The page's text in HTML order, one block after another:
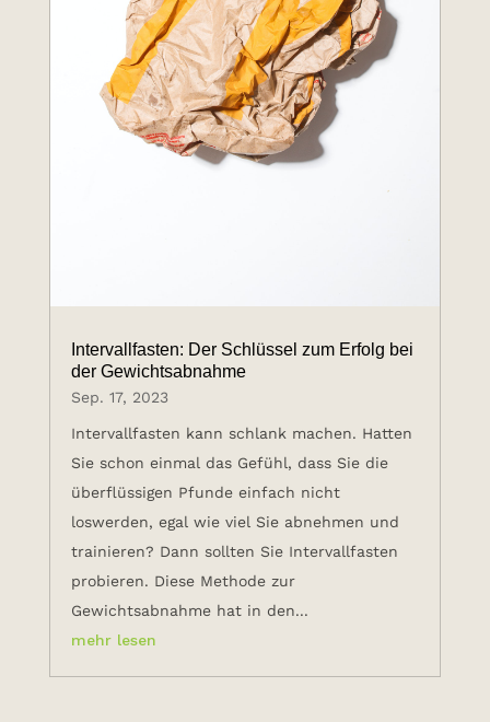
Intervallfasten: Der Schlüssel zum Erfolg bei
der Gewichtsabnahme
Sep. 17, 2023
Intervallfasten kann schlank machen. Hatten
Sie schon einmal das Gefühl, dass Sie die
überflüssigen Pfunde einfach nicht
loswerden, egal wie viel Sie abnehmen und
trainieren? Dann sollten Sie Intervallfasten
probieren. Diese Methode zur
Gewichtsabnahme hat in den...
mehr lesen